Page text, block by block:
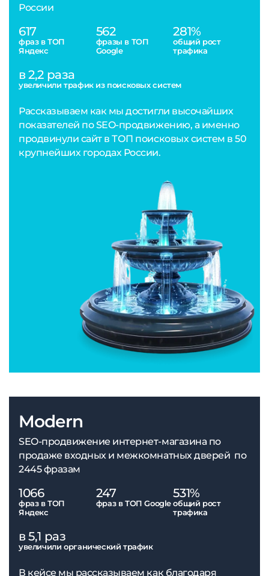
России
617
фраз в ТОП
Яндекс
562
фразы в ТОП
Google
281%
общий рост
трафика
в 2,2 раза
увеличили трафик из поисковых систем
Рассказываем как мы достигли высочайших
показателей по SEO-продвижению, а именно
продвинули сайт в ТОП поисковых систем в 50
крупнейших городах России.
Modern
SEO-продвижение интернет-магазина по
продаже входных и межкомнатных дверей по
2445 фразам
1066
фраз в ТОП
Яндекс
247
фраз в ТОП Google
531%
общий рост
трафика
в 5,1 раз
увеличили органический трафик
В кейсе мы рассказываем как благодаря